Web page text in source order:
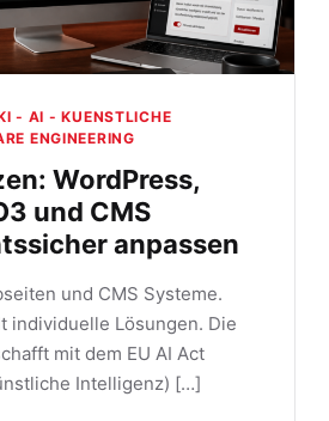
- AI - KUENSTLICHE
ENGINEERING
WordPress,
und CMS
anpassen
und CMS Systeme.
individuelle Lösungen. Die
mit dem EU AI Act
Intelligenz) […]